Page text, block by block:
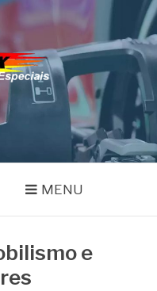
FENIX
de Amortecedores
MENU
e